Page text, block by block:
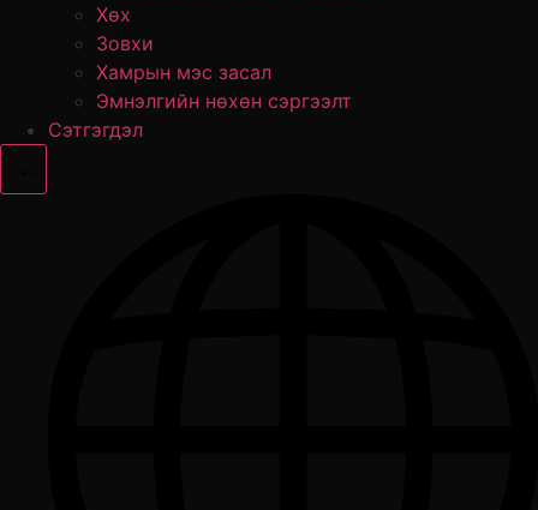
Хөх
Зовхи
Хамрын мэс засал
Эмнэлгийн нөхөн сэргээлт
Сэтгэгдэл